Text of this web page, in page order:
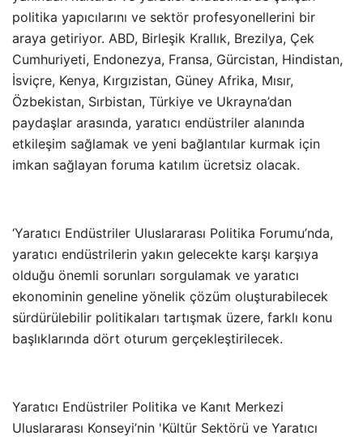
politika yapıcılarını ve sektör profesyonellerini bir
araya getiriyor. ABD, Birleşik Krallık, Brezilya, Çek
Cumhuriyeti, Endonezya, Fransa, Gürcistan, Hindistan,
İsviçre, Kenya, Kırgızistan, Güney Afrika, Mısır,
Özbekistan, Sırbistan, Türkiye ve Ukrayna’dan
paydaşlar arasında, yaratıcı endüstriler alanında
etkileşim sağlamak ve yeni bağlantılar kurmak için
imkan sağlayan foruma katılım ücretsiz olacak.
‘Yaratıcı Endüstriler Uluslararası Politika Forumu’nda,
yaratıcı endüstrilerin yakın gelecekte karşı karşıya
olduğu önemli sorunları sorgulamak ve yaratıcı
ekonominin geneline yönelik çözüm oluşturabilecek
sürdürülebilir politikaları tartışmak üzere, farklı konu
başlıklarında dört oturum gerçekleştirilecek.
Yaratıcı Endüstriler Politika ve Kanıt Merkezi
Uluslararası Konseyi’nin 'Kültür Sektörü ve Yaratıcı